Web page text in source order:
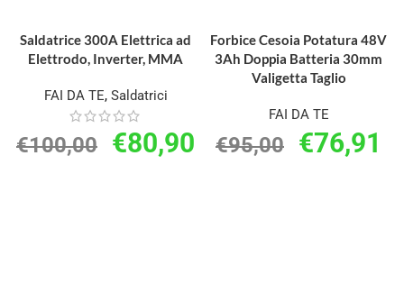
Saldatrice 300A Elettrica ad
Elettrodo, Inverter, MMA
FAI DA TE, Saldatrici
€100,00 €80,90
Forbice Cesoia Potatura 48V
3Ah Doppia Batteria 30mm
Valigetta Taglio
FAI DA TE
€95,00 €76,91